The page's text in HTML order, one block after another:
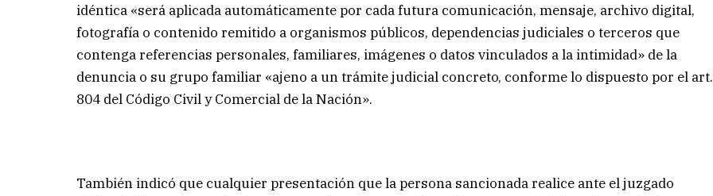
idéntica «será aplicada automáticamente por cada futura comunicación, mensaje, archivo digital,
fotografía o contenido remitido a organismos públicos, dependencias judiciales o terceros que
contenga referencias personales, familiares, imágenes o datos vinculados a la intimidad» de la
denuncia o su grupo familiar «ajeno a un trámite judicial concreto, conforme lo dispuesto por el art.
804 del Código Civil y Comercial de la Nación».
También indicó que cualquier presentación que la persona sancionada realice ante el juzgado